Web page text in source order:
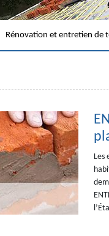
Rénovation et entretien de
Les